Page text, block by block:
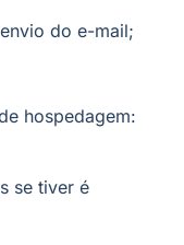
do e-mail;
hospedagem:
se tiver é